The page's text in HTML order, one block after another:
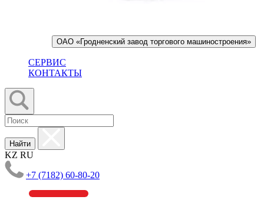
ОАО «Гродненский завод торгового машиностроения»
СЕРВИС
КОНТАКТЫ
Найти
KZ RU
+7 (7182) 60-80-20